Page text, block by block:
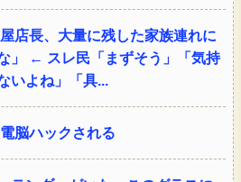
店長、大量に残した家族連れに
」 ← スレ民「まずそう」「気持
いよね」「具...
脳ハックされる